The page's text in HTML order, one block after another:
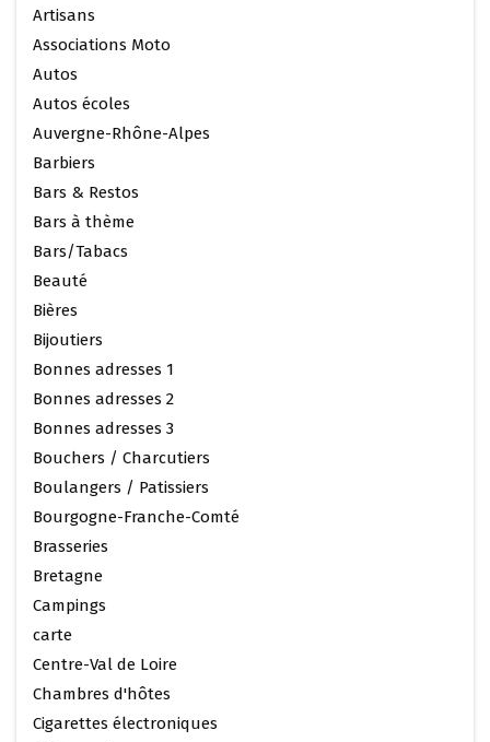
Artisans
Associations Moto
Autos
Autos écoles
Auvergne-Rhône-Alpes
Barbiers
Bars & Restos
Bars à thème
Bars/Tabacs
Beauté
Bières
Bijoutiers
Bonnes adresses 1
Bonnes adresses 2
Bonnes adresses 3
Bouchers / Charcutiers
Boulangers / Patissiers
Bourgogne-Franche-Comté
Brasseries
Bretagne
Campings
carte
Centre-Val de Loire
Chambres d'hôtes
Cigarettes électroniques